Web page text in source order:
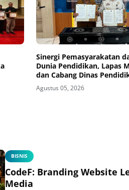
Sinergi Pemasyarakatan
Dunia Pendidikan, Lapas
dan Cabang Dinas
Wilayah Madiun Jalin Kerja
Pendidikan Vokasi Teknik
Agustus 05, 2026
BISNIS
CodeF: Branding Website
Media